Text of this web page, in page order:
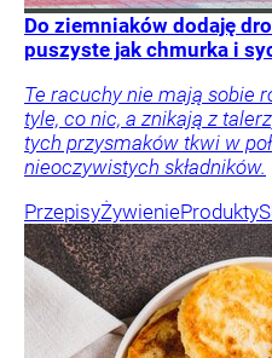
Do ziemniaków dodaję
puszyste jak chmurka i
Te racuchy nie mają sobie
tyle, co nic, a znikają z
tych przysmaków tkwi w
nieoczywistych składników.
PrzepisyŻywienieProdukty